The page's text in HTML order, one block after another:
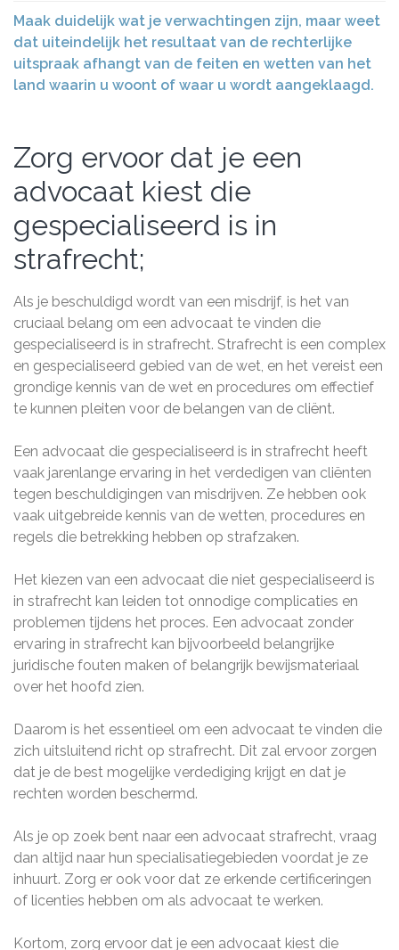
Maak duidelijk wat je verwachtingen zijn, maar weet
dat uiteindelijk het resultaat van de rechterlijke
uitspraak afhangt van de feiten en wetten van het
land waarin u woont of waar u wordt aangeklaagd.
Zorg ervoor dat je een
advocaat kiest die
gespecialiseerd is in
strafrecht;
Als je beschuldigd wordt van een misdrijf, is het van
cruciaal belang om een advocaat te vinden die
gespecialiseerd is in strafrecht. Strafrecht is een complex
en gespecialiseerd gebied van de wet, en het vereist een
grondige kennis van de wet en procedures om effectief
te kunnen pleiten voor de belangen van de cliënt.
Een advocaat die gespecialiseerd is in strafrecht heeft
vaak jarenlange ervaring in het verdedigen van cliënten
tegen beschuldigingen van misdrijven. Ze hebben ook
vaak uitgebreide kennis van de wetten, procedures en
regels die betrekking hebben op strafzaken.
Het kiezen van een advocaat die niet gespecialiseerd is
in strafrecht kan leiden tot onnodige complicaties en
problemen tijdens het proces. Een advocaat zonder
ervaring in strafrecht kan bijvoorbeeld belangrijke
juridische fouten maken of belangrijk bewijsmateriaal
over het hoofd zien.
Daarom is het essentieel om een advocaat te vinden die
zich uitsluitend richt op strafrecht. Dit zal ervoor zorgen
dat je de best mogelijke verdediging krijgt en dat je
rechten worden beschermd.
Als je op zoek bent naar een advocaat strafrecht, vraag
dan altijd naar hun specialisatiegebieden voordat je ze
inhuurt. Zorg er ook voor dat ze erkende certificeringen
of licenties hebben om als advocaat te werken.
Kortom, zorg ervoor dat je een advocaat kiest die